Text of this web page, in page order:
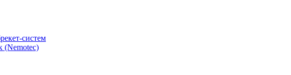
систем
(Nemotec)